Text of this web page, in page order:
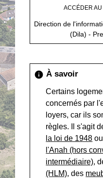
ACCÉDER
Direction de
(Dila) -
info À savoir
Certains
concernés par
loyers, car ils
règles. Il s'agit
la loi de 1948
l'Anah (hors
intermédiaire),
(HLM), des